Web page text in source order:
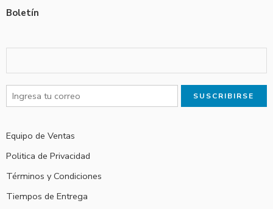
Boletín
Equipo de Ventas
Politica de Privacidad
Términos y Condiciones
Tiempos de Entrega